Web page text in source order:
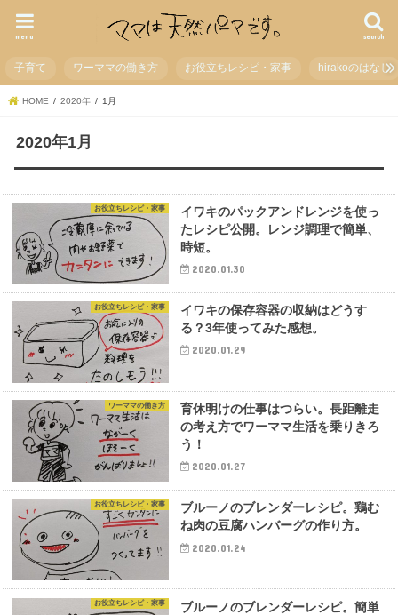
search
menu
子育て ワーママの働き方 お役立ちレシピ・家事 hirakoのはなし
HOME 2020年 1月
2020年1月
お役立ちレシピ・家事
イワキのパックアンドレンジを使っ
たレシピ公開。レンジ調理で簡単、
時短。
2020.01.30
お役立ちレシピ・家事
イワキの保存容器の収納はどうす
る？3年使ってみた感想。
2020.01.29
ワーママの働き方
育休明けの仕事はつらい。長距離走
の考え方でワーママ生活を乗りきろ
う！
2020.01.27
お役立ちレシピ・家事
ブルーノのブレンダーレシピ。鶏む
ね肉の豆腐ハンバーグの作り方。
2020.01.24
お役立ちレシピ・家事
ブルーノのブレンダーレシピ。簡単